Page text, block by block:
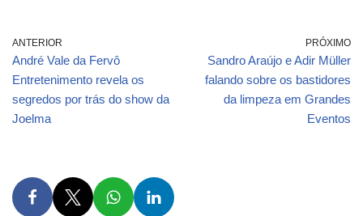
ANTERIOR
André Vale da Fervô
Entretenimento revela os
segredos por trás do show da
Joelma
PRÓXIMO
Sandro Araújo e Adir Müller
falando sobre os bastidores
da limpeza em Grandes
Eventos